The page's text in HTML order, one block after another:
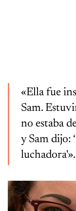
«Ella fue
Sam.
no estaba
y Sam dijo:
luchadora'».